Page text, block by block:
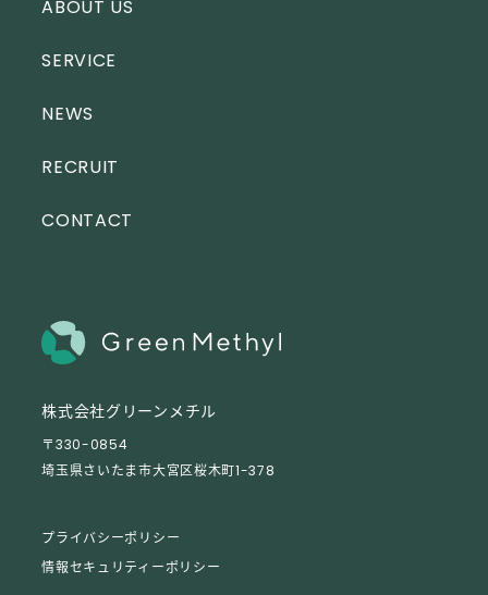
ABOUT US
SERVICE
NEWS
RECRUIT
CONTACT
株式会社グリーンメチル
〒330-0854
埼玉県さいたま市大宮区桜木町1-378
プライバシーポリシー
情報セキュリティーポリシー